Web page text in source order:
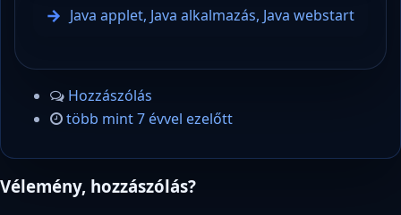
Java applet, Java alkalmazás, Java webstart
Hozzászólás
több mint 7 évvel ezelőtt
Vélemény, hozzászólás?